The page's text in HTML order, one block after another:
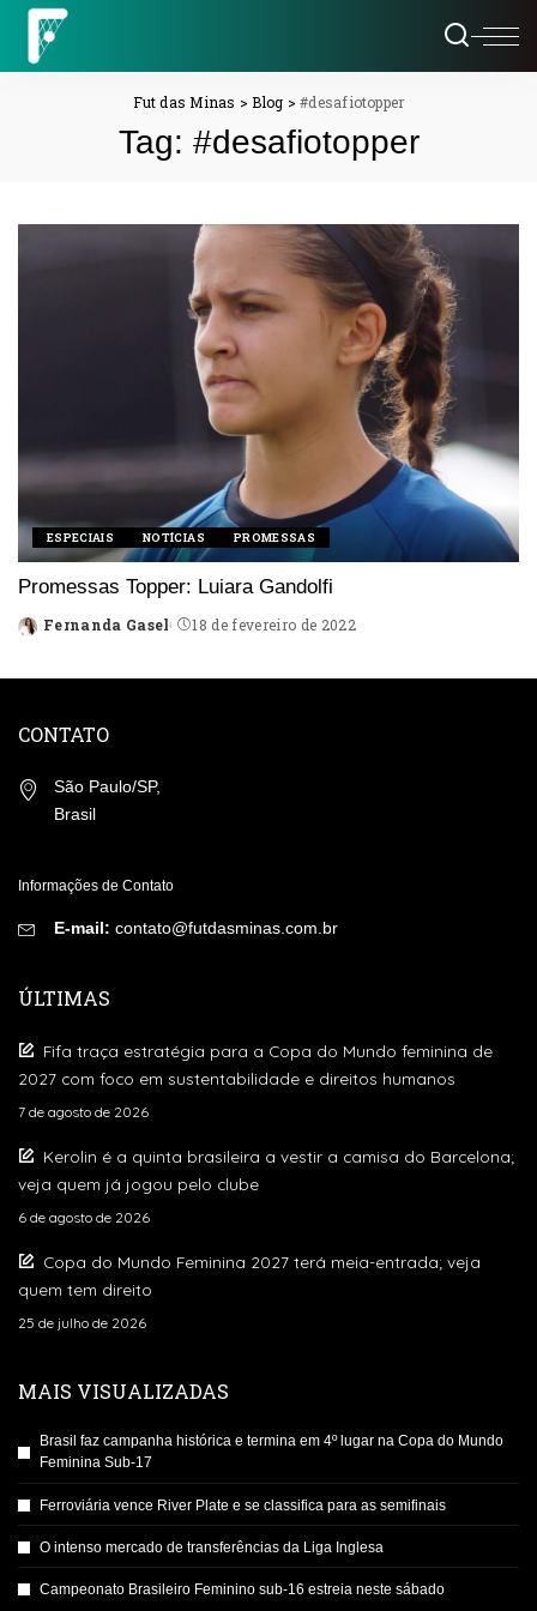
Fut das Minas >Blog >#desafiotopper
Tag: #desafiotopper
ESPECIAIS NOTÍCIAS PROMESSAS
Promessas Topper: Luiara Gandolfi
Posted
Fernanda Gasel 18 de fevereiro de 2022
CONTATO
São Paulo/SP,
Brasil
Informações de Contato
E-mail: contato@futdasminas.com.br
ÚLTIMAS
Fifa traça estratégia para a Copa do Mundo feminina de
2027 com foco em sustentabilidade e direitos humanos
7 de agosto de 2026
Kerolin é a quinta brasileira a vestir a camisa do Barcelona;
veja quem já jogou pelo clube
6 de agosto de 2026
Copa do Mundo Feminina 2027 terá meia-entrada; veja
quem tem direito
25 de julho de 2026
MAIS VISUALIZADAS
Brasil faz campanha histórica e termina em 4º lugar na Copa do Mundo
Feminina Sub-17
Ferroviária vence River Plate e se classifica para as semifinais
O intenso mercado de transferências da Liga Inglesa
Campeonato Brasileiro Feminino sub-16 estreia neste sábado